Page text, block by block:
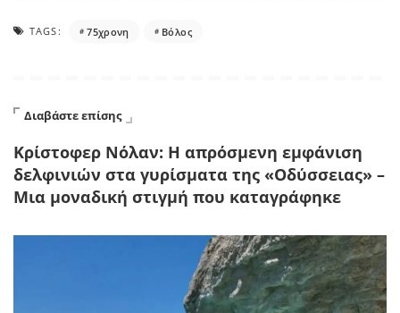
TAGS: 75χρονη Βόλος
Διαβάστε επίσης
Κρίστοφερ Νόλαν: Η απρόσμενη εμφάνιση
δελφινιών στα γυρίσματα της «Οδύσσειας» –
Μια μοναδική στιγμή που καταγράφηκε